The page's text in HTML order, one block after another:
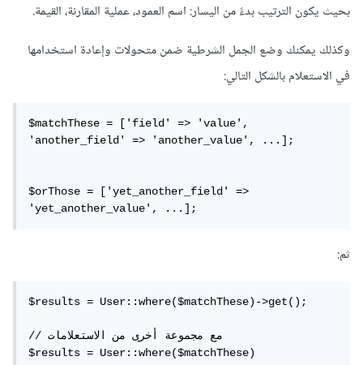
بحيث يكون الترتيب بدءً من اليسار: اسم العمود، عملية المقارنة، القيمة.
وكذلك يمكنك وضع الجمل الشرطية ضمن متحولات وإعادة استخدامها
في الاستعلام بالشكل التالي:
$matchThese = ['field' => 'value',
'another_field' => 'another_value', ...];
$orThose = ['yet_another_field' =>
'yet_another_value', ...];
ثم:
$results = User::where($matchThese)->get();
// مع مجموعة أخرى من الاستعلامات
$results = User::where($matchThese)